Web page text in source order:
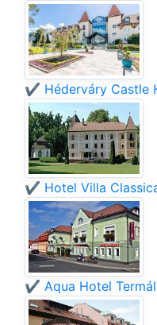
✔️ Héderváry Castle
✔️ Hotel Villa
✔️ Aqua Hotel